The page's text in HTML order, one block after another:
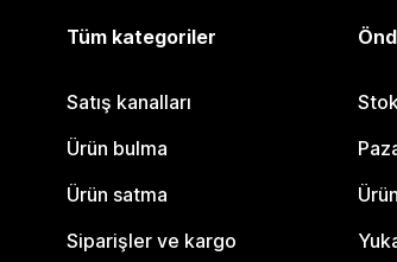
Tüm kategoriler
Satış kanalları
Ürün bulma
Ürün satma
Siparişler ve kargo